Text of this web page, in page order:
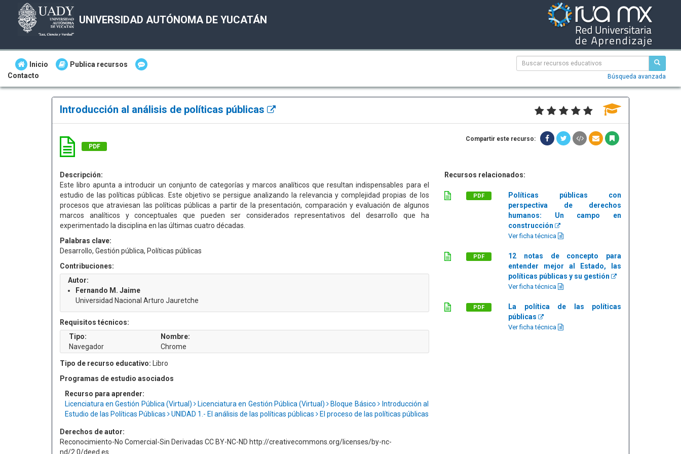
UNIVERSIDAD AUTÓNOMA DE YUCATÁN
Inicio
Publica recursos
Contacto
Búsqueda avanzada
Introducción al análisis de políticas públicas
PDF
Compartir este recurso:
Descripción:
Este libro apunta a introducir un conjunto de categorías y marcos analíticos que resultan indispensables para el
estudio de las políticas públicas. Este objetivo se persigue analizando la relevancia y complejidad propias de los
procesos que atraviesan las políticas públicas a partir de la presentación, comparación y evaluación de algunos
marcos analíticos y conceptuales que pueden ser considerados representativos del desarrollo que ha
experimentado la disciplina en las últimas cuatro décadas.
Palabras clave:
Desarrollo, Gestión pública, Políticas públicas
Contribuciones:
Autor:
Fernando M. Jaime
Universidad Nacional Arturo Jauretche
Requisitos técnicos:
Tipo:
Navegador
Nombre:
Chrome
Tipo de recurso educativo: Libro
Programas de estudio asociados
Recurso para aprender:
Licenciatura en Gestión Pública (Virtual)
Licenciatura en Gestión Pública (Virtual) Bloque Básico
Introducción al
Estudio de las Políticas Públicas
UNIDAD 1.- El análisis de las políticas públicas El proceso de las políticas públicas
Derechos de autor:
Reconocimiento-No Comercial-Sin Derivadas CC BY-NC-ND http://creativecommons.org/licenses/by-nc-
nd/2.0/deed.es
Recursos relacionados:
PDF
Políticas públicas con
perspectiva de derechos
humanos: Un campo en
construcción
Ver ficha técnica
PDF
12 notas de concepto para
entender mejor al Estado, las
políticas públicas y su gestión
Ver ficha técnica
PDF
La política de las políticas
públicas
Ver ficha técnica